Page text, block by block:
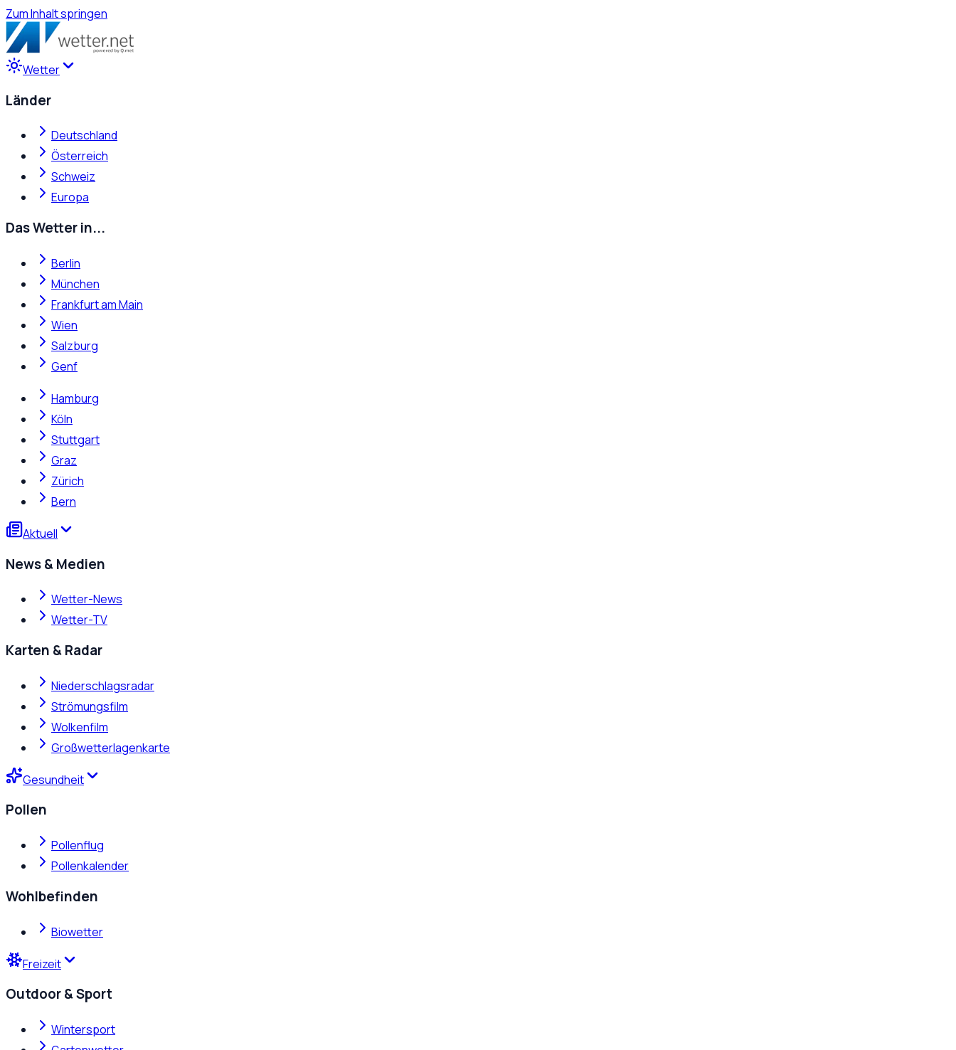
Zum Inhalt springen
Wetter
Länder
Deutschland
Österreich
Schweiz
Europa
Das Wetter in...
Berlin
München
Frankfurt am Main
Wien
Salzburg
Genf
Hamburg
Köln
Stuttgart
Graz
Zürich
Bern
Aktuell
News & Medien
Wetter-News
Wetter-TV
Karten & Radar
Niederschlagsradar
Strömungsfilm
Wolkenfilm
Großwetterlagenkarte
Gesundheit
Pollen
Pollenflug
Pollenkalender
Wohlbefinden
Biowetter
Freizeit
Outdoor & Sport
Wintersport